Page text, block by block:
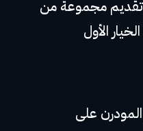
مجموعة من
الأول
على